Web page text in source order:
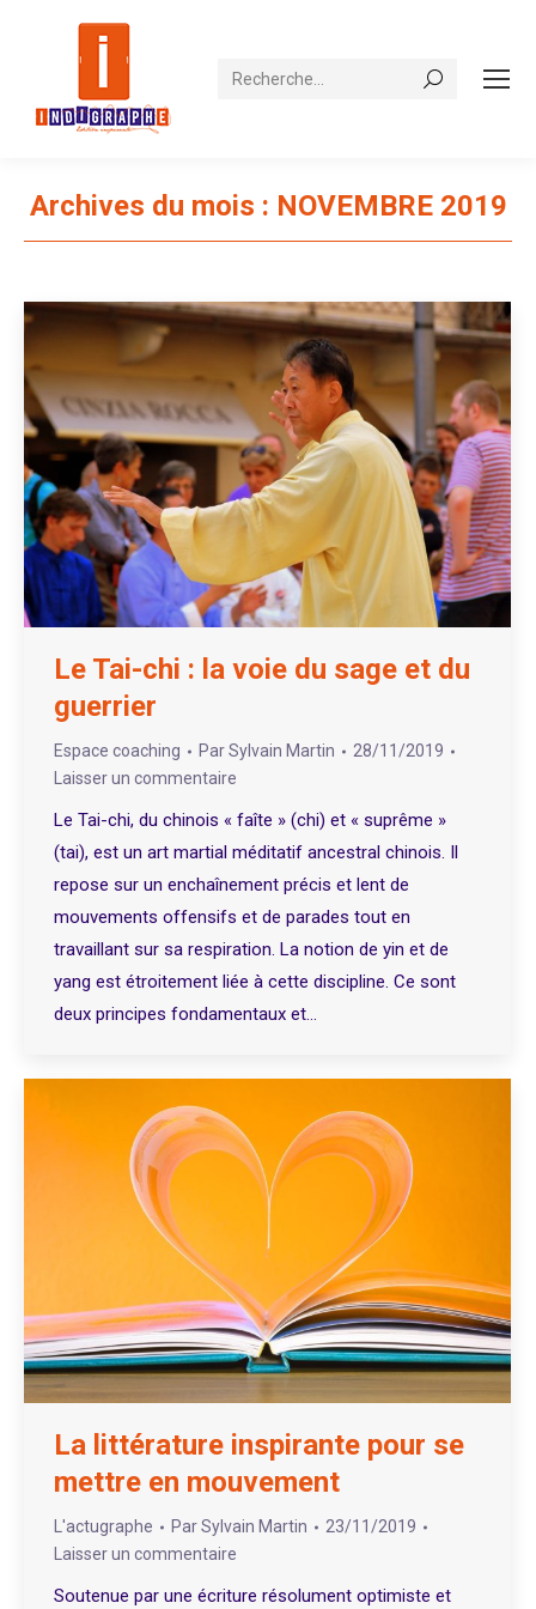
Recherche
Archives du mois : NOVEMBRE 2019
Vous êtes ici :
Le Tai-chi : la voie du sage et du
guerrier
Espace coaching ParSylvain Martin
28/11/2019
Laisser un commentaire
Le Tai-chi, du chinois « faîte » (chi) et « suprême »
(tai), est un art martial méditatif ancestral chinois. Il
repose sur un enchaînement précis et lent de
mouvements offensifs et de parades tout en
travaillant sur sa respiration. La notion de yin et de
yang est étroitement liée à cette discipline. Ce sont
deux principes fondamentaux et…
La littérature inspirante pour se
mettre en mouvement
L'actugraphe ParSylvain Martin
23/11/2019
Laisser un commentaire
Soutenue par une écriture résolument optimiste et